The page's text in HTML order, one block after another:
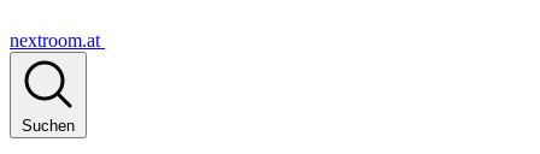
nextroom.at
Suchen